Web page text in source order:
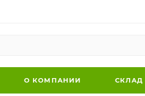
О КОМПАНИИ СКЛАД